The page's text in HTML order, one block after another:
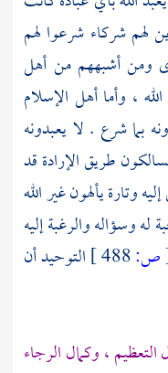
لهم شركاء شرعوا لهم
ومن أشبههم من أهل
، وأما أهل الإسلام
بما شرع . لا يعبدونه
طريق الإرادة قد
وتارة يألهون غير الله
له وسؤاله والرغبة إليه
ص:
التوحيد أن
، وكمال الرجاء